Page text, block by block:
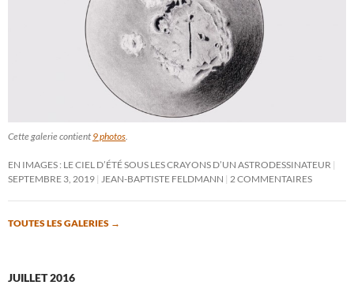
Cette galerie contient 9 photos
EN IMAGES : LE CIEL D’ÉTÉ SOUS LES CRAYONS D’UN ASTRODESSINATEUR
SEPTEMBRE 3, 2019
JEAN-BAPTISTE FELDMANN 2 COMMENTAIRES
TOUTES LES GALERIES →
JUILLET 2016